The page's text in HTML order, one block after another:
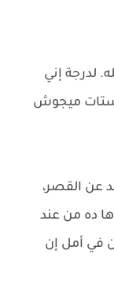
لدرجة إني
ميجوش
عن القصر،
ده من عند
في أمل إن